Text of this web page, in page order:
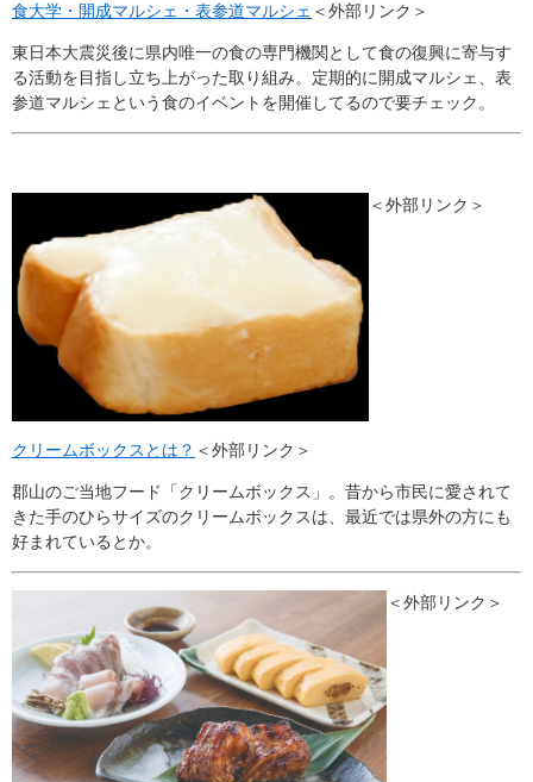
食大学・開成マルシェ・表参道マルシェ ＜外部リンク＞
東日本大震災後に県内唯一の食の専門機関として食の復興に寄与す
る活動を目指し立ち上がった取り組み。定期的に開成マルシェ、表
参道マルシェという食のイベントを開催してるので要チェック。
＜外部リンク＞
クリームボックスとは？ ＜外部リンク＞
郡山のご当地フード「クリームボックス」。昔から市民に愛されて
きた手のひらサイズのクリームボックスは、最近では県外の方にも
好まれているとか。
＜外部リンク＞